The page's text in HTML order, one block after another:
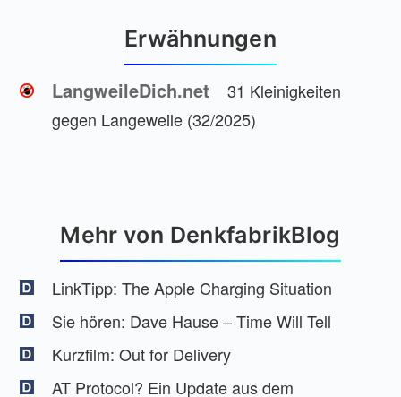
Erwähnungen
LangweileDich.net
31 Kleinigkeiten
gegen Langeweile (32/2025)
Mehr von DenkfabrikBlog
LinkTipp: The Apple Charging Situation
Sie hören: Dave Hause – Time Will Tell
Kurzfilm: Out for Delivery
AT Protocol? Ein Update aus dem